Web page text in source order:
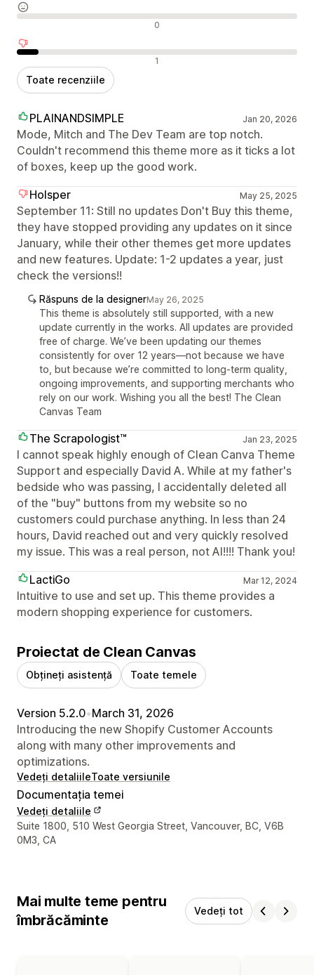
Recenzii neutre 0
Recenzii negative 1
Toate recenziile
PLAINANDSIMPLE Jan 20, 2026
Mode, Mitch and The Dev Team are top notch.
Couldn't recommend this theme more as it ticks a lot
of boxes, keep up the good work.
Holsper
May 25, 2025
September 11: Still no updates Don't Buy this theme,
they have stopped providing any updates on it since
January, while their other themes get more updates
and new features. Update: 1-2 updates a year, just
check the versions!!
Răspuns de la designerMay 26, 2025
This theme is absolutely still supported, with a new
update currently in the works. All updates are provided
free of charge. We’ve been updating our themes
consistently for over 12 years—not because we have
to, but because we’re committed to long-term quality,
ongoing improvements, and supporting merchants who
rely on our work. Wishing you all the best! The Clean
Canvas Team
The Scrapologist™ Jan 23, 2025
I cannot speak highly enough of Clean Canva Theme
Support and especially David A. While at my father's
bedside who was passing, I accidentally deleted all
of the "buy" buttons from my website so no
customers could purchase anything. In less than 24
hours, David reached out and very quickly resolved
my issue. This was a real person, not AI!!!! Thank you!
LactiGo
Mar 12, 2024
Intuitive to use and set up. This theme provides a
modern shopping experience for customers.
Proiectat de Clean Canvas
Obțineți asistență Toate temele
Version 5.2.0•March 31, 2026
Introducing the new Shopify Customer Accounts
along with many other improvements and
optimizations.
Vedeți detaliileToate versiunile
Documentația temei
Vedeți detaliile
Detaliile de contact ale designerului
Suite 1800, 510 West Georgia Street, Vancouver, BC, V6B
0M3, CA
Mai multe teme pentru
îmbrăcăminte
Vedeți tot